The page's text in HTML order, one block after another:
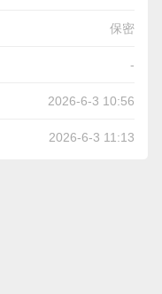
保密
-
2026-6-3 10:56
2026-6-3 11:13